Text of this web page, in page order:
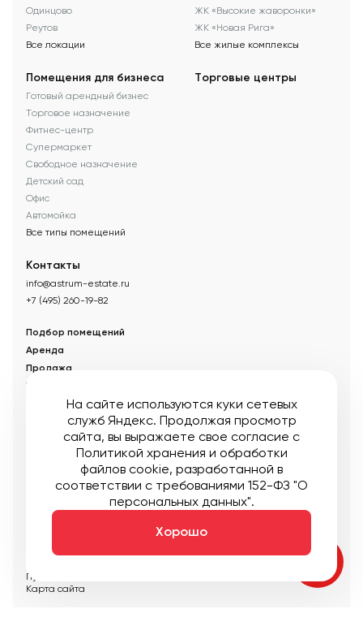
Одинцово
Реутов
Все локации
ЖК «Высокие жаворонки»
ЖК «Новая Рига»
Все жилые комплексы
Помещения для бизнеса
Готовый арендный бизнес
Торговое назначение
Фитнес-центр
Супермаркет
Свободное назначение
Детский сад
Офис
Автомойка
Все типы помещений
Торговые центры
Контакты
info@astrum-estate.ru
+7 (495) 260-19-82
Подбор помещений
Аренда
Продажа
Управление недвижимостью
О компании
Новости
© Управляющая компания «Аструм Недвижимость».
Опубликованная на сайте информация носит информационный
характер и не является публичной офертой
Мы в соцсетях:
Публичная оферта
Карта сайта
На сайте используются куки сетевых
служб Яндекс. Продолжая просмотр
сайта, вы выражаете свое согласие с
Политикой хранения и обработки
файлов cookie, разработанной в
соответствии с требованиями 152-ФЗ "О
персональных данных".
Хорошо